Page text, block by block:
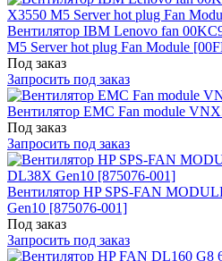
Вентилятор IBM Lenovo fan
M5 Server hot plug Fan Module
Под заказ
Запросить под заказ
Вентилятор EMC Fan module
Под заказ
Запросить под заказ
Вентилятор HP SPS-FAN
Gen10 [875076-001]
Под заказ
Запросить под заказ